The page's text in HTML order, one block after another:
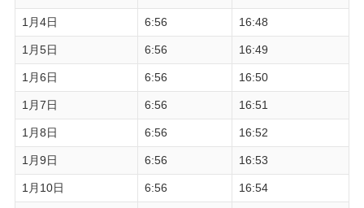
1月4日 6:56 16:48
1月5日 6:56 16:49
1月6日 6:56 16:50
1月7日 6:56 16:51
1月8日 6:56 16:52
1月9日 6:56 16:53
1月10日 6:56 16:54